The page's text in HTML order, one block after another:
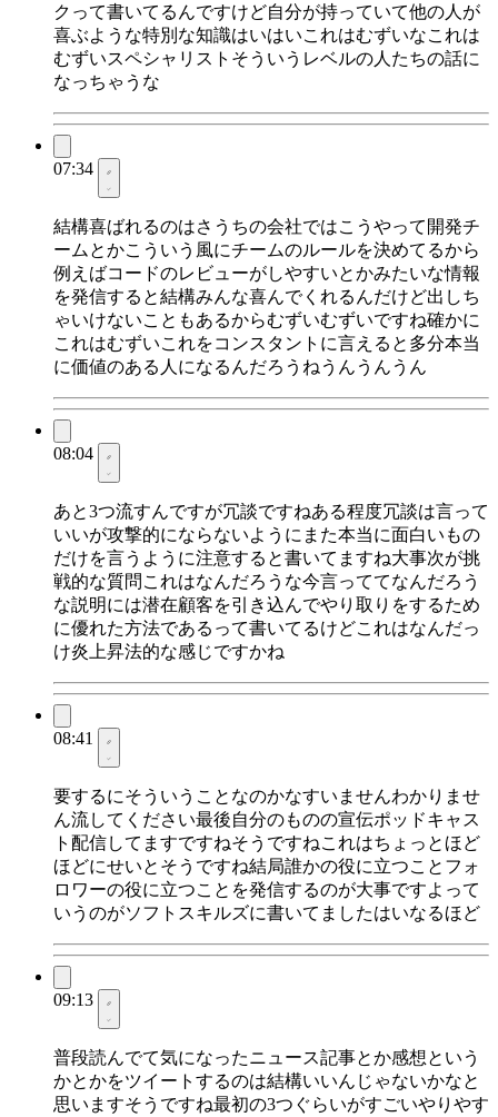
クって書いてるんですけど自分が持っていて他の人が
喜ぶような特別な知識はいはいこれはむずいなこれは
むずいスペシャリストそういうレベルの人たちの話に
なっちゃうな
07:34
結構喜ばれるのはさうちの会社ではこうやって開発チ
ームとかこういう風にチームのルールを決めてるから
例えばコードのレビューがしやすいとかみたいな情報
を発信すると結構みんな喜んでくれるんだけど出しち
ゃいけないこともあるからむずいむずいですね確かに
これはむずいこれをコンスタントに言えると多分本当
に価値のある人になるんだろうねうんうんうん
08:04
あと3つ流すんですが冗談ですねある程度冗談は言って
いいが攻撃的にならないようにまた本当に面白いもの
だけを言うように注意すると書いてますね大事次が挑
戦的な質問これはなんだろうな今言っててなんだろう
な説明には潜在顧客を引き込んでやり取りをするため
に優れた方法であるって書いてるけどこれはなんだっ
け炎上昇法的な感じですかね
08:41
要するにそういうことなのかなすいませんわかりませ
ん流してください最後自分のものの宣伝ポッドキャス
ト配信してますですねそうですねこれはちょっとほど
ほどにせいとそうですね結局誰かの役に立つことフォ
ロワーの役に立つことを発信するのが大事ですよって
いうのがソフトスキルズに書いてましたはいなるほど
09:13
普段読んでて気になったニュース記事とか感想という
かとかをツイートするのは結構いいんじゃないかなと
思いますそうですね最初の3つぐらいがすごいやりやす